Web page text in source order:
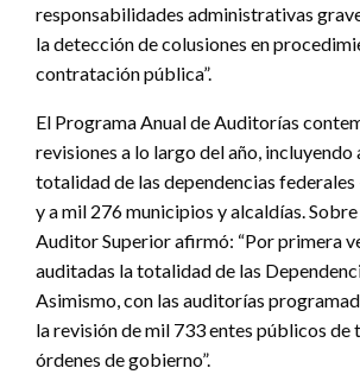
responsabilidades administrativas
la detección de colusiones en
contratación pública”.
El Programa Anual de Auditorías
revisiones a lo largo del año, incluyendo
totalidad de las dependencias
y a mil 276 municipios y alcaldías.
Auditor Superior afirmó: “Por primera
auditadas la totalidad de las
Asimismo, con las auditorías
la revisión de mil 733 entes públicos de
órdenes de gobierno”.